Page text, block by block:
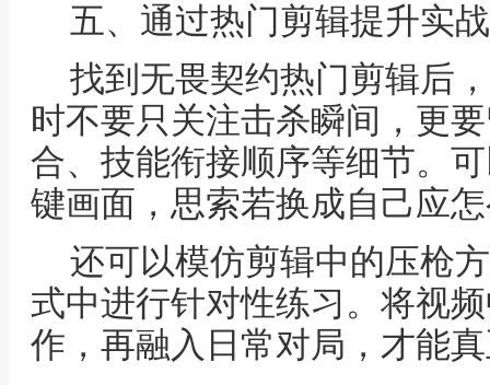
五、通过热门剪辑提升实
找到无畏契约热门剪辑后
时不要只关注击杀瞬间，更
合、技能衔接顺序等细节。
键画面，思索若换成自己应
还可以模仿剪辑中的压枪
式中进行针对性练习。将视
作，再融入日常对局，才能